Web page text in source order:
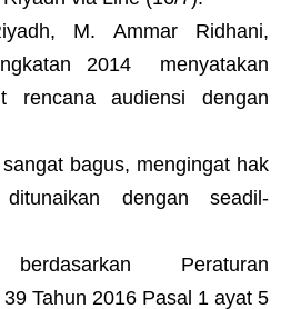
M. Ammar Ridhani,
2014 menyatakan
rencana audiensi dengan
bagus, mengingat hak
dengan seadil-
Peraturan
Tahun 2016 Pasal 1 ayat 5